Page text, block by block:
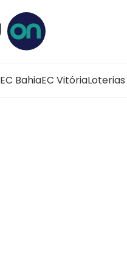
EC BahiaEC VitóriaLoterias